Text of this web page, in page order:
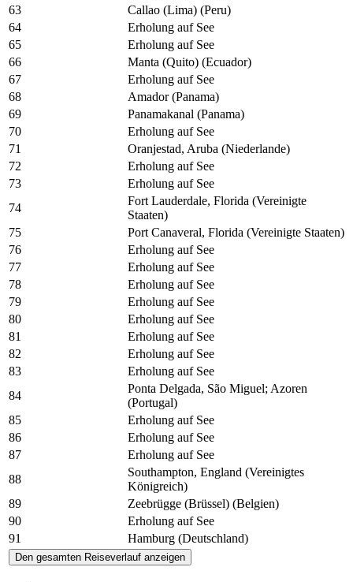
63
Callao (Lima) (Peru)
64
Erholung auf See
65
Erholung auf See
66
Manta (Quito) (Ecuador)
67
Erholung auf See
68
Amador (Panama)
69
Panamakanal (Panama)
70
Erholung auf See
71
Oranjestad, Aruba (Niederlande)
72
Erholung auf See
73
Erholung auf See
74
Fort Lauderdale, Florida (Vereinigte
Staaten)
75
Port Canaveral, Florida (Vereinigte Staaten)
76
Erholung auf See
77
Erholung auf See
78
Erholung auf See
79
Erholung auf See
80
Erholung auf See
81
Erholung auf See
82
Erholung auf See
83
Erholung auf See
84
Ponta Delgada, São Miguel; Azoren
(Portugal)
85
Erholung auf See
86
Erholung auf See
87
Erholung auf See
88
Southampton, England (Vereinigtes
Königreich)
89
Zeebrügge (Brüssel) (Belgien)
90
Erholung auf See
91
Hamburg (Deutschland)
Den gesamten Reiseverlauf anzeigen